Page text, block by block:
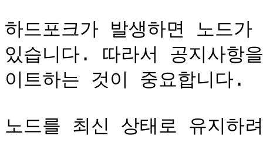
하드포크가 발생하면 노드
있습니다. 따라서 공지사항
이트하는 것이 중요합니다.
노드를 최신 상태로 유지하